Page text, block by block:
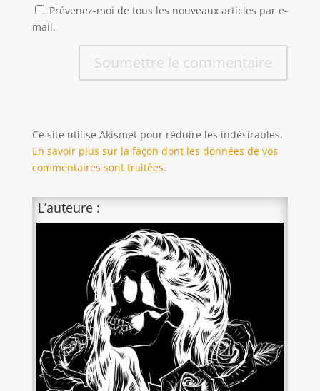
Prévenez-moi de tous les nouveaux articles par e-
mail.
Soumettre le commentaire
Ce site utilise Akismet pour réduire les indésirables.
En savoir plus sur la façon dont les données de vos
commentaires sont traitées.
L’auteure :